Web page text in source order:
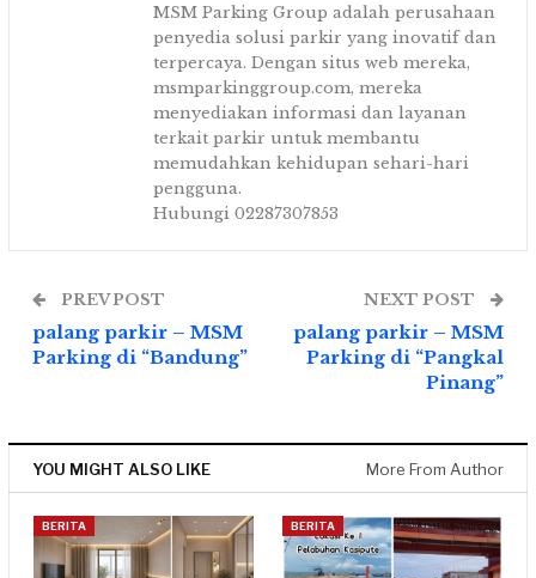
MSM Parking Group adalah perusahaan
penyedia solusi parkir yang inovatif dan
terpercaya. Dengan situs web mereka,
msmparkinggroup.com, mereka
menyediakan informasi dan layanan
terkait parkir untuk membantu
memudahkan kehidupan sehari-hari
pengguna.
Hubungi 02287307853
PREV POST
palang parkir – MSM
Parking di “Bandung”
NEXT POST
palang parkir – MSM
Parking di “Pangkal
Pinang”
YOU MIGHT ALSO LIKE More From Author
BERITA BERITA